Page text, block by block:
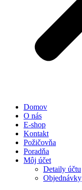
Domov
O nás
E-shop
Kontakt
Požičovňa
Poradňa
Môj účet
Detaily účtu
Objednávky